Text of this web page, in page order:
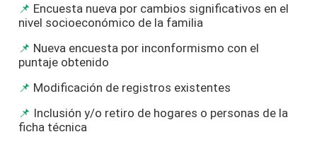
Encuesta nueva por cambios significativos en el
nivel socioeconómico de la familia
Nueva encuesta por inconformismo con el
puntaje obtenido
Modificación de registros existentes
Inclusión y/o retiro de hogares o personas de la
ficha técnica